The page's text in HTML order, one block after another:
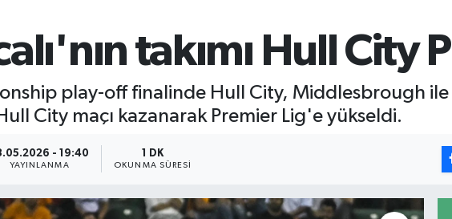
takımı Hull City
play-off finalinde Hull City, Middlesbrough ile
Hull City maçı kazanarak Premier Lig'e yükseldi.
- 19:40
YAYINLANMA
1 DK
OKUNMA SÜRESI